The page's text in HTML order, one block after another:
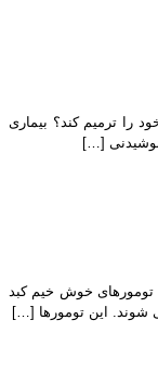
را ترمیم کند؟ بیماری
[…]
خوش خیم کبد
این تومورها […]